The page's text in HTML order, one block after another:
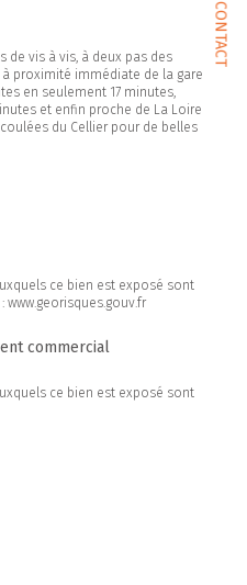
CONTACT
de vis à vis, à deux pas des
proximité immédiate de la gare
en seulement 17 minutes,
et enfin proche de La Loire
du Cellier pour de belles
ce bien est exposé sont
commercial
ce bien est exposé sont